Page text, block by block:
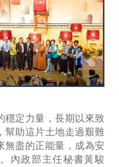
穩定力量，長期以來致
幫助這片土地走過艱難
無盡的正能量，成為安
內政部主任秘書黃駿